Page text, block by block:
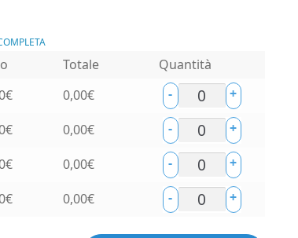
Totale Quantità
€ 0,00€ - +
€ 0,00€ - +
€ 0,00€ - +
€ 0,00€ - +